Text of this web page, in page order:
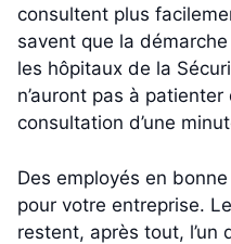
consultent plus
savent que la
les hôpitaux de la
n’auront pas à
consultation d’une
Des employés en
pour votre entreprise.
restent, après tout, l’un